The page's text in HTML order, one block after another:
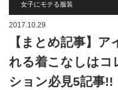
女子にモテる服装
2017.10.29
【まとめ記事】
れる着こなしはコ
ション必見5記事!!